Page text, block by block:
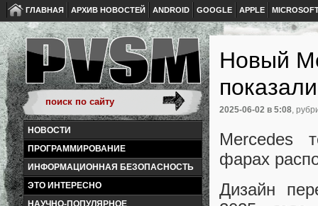
ГЛАВНАЯ АРХИВ НОВОСТЕЙ ANDROID GOOGLE APPLE
НОВОСТИ
ПРОГРАММИРОВАНИЕ
ИНФОРМАЦИОННАЯ БЕЗОПАСНОСТЬ
ЭТО ИНТЕРЕСНО
НАУЧНО-ПОПУЛЯРНОЕ
Новый
2025-06-02 в 5:08,
Mercedes
фарах
Дизайн